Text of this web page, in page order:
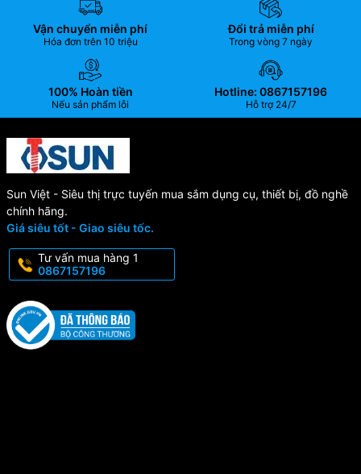
Vận chuyển miễn phí
Hóa đơn trên 10 triệu
Đổi trả miễn phí
Trong vòng 7 ngày
100% Hoàn tiền
Nếu sản phẩm lỗi
Hotline: 0867157196
Hỗ trợ 24/7
Sun Việt - Siêu thị trực tuyến mua sắm dụng cụ, thiết bị, đồ nghề
chính hãng.
Giá siêu tốt - Giao siêu tốc.
Tư vấn mua hàng 1
0867157196